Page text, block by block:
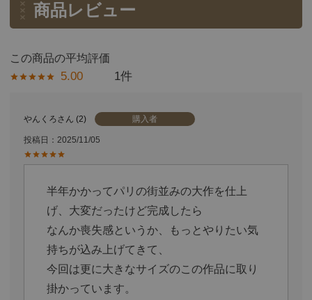
商品レビュー
5.00 1
やんくろ 2 購入者
投稿日 2025/11/05
半年かかってパリの街並みの大作を仕上
げ、大変だったけど完成したら
なんか喪失感というか、もっとやりたい気
持ちが込み上げてきて、
今回は更に大きなサイズのこの作品に取り
掛かっています。